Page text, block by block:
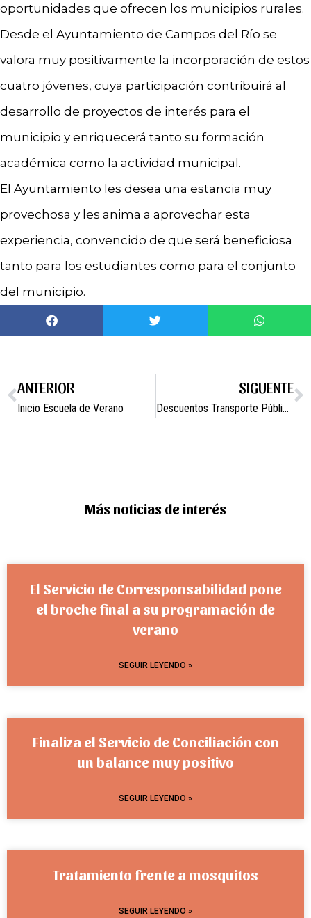
oportunidades que ofrecen los municipios rurales.
Desde el Ayuntamiento de Campos del Río se
valora muy positivamente la incorporación de estos
cuatro jóvenes, cuya participación contribuirá al
desarrollo de proyectos de interés para el
municipio y enriquecerá tanto su formación
académica como la actividad municipal.
El Ayuntamiento les desea una estancia muy
provechosa y les anima a aprovechar esta
experiencia, convencido de que será beneficiosa
tanto para los estudiantes como para el conjunto
del municipio.
ANTERIOR
Inicio Escuela de Verano
SIGUENTE
Descuentos Transporte Público y Futuro Abono Único
Más noticias de interés
El Servicio de Corresponsabilidad pone
el broche final a su programación de
verano
SEGUIR LEYENDO »
Finaliza el Servicio de Conciliación con
un balance muy positivo
SEGUIR LEYENDO »
Tratamiento frente a mosquitos
SEGUIR LEYENDO »